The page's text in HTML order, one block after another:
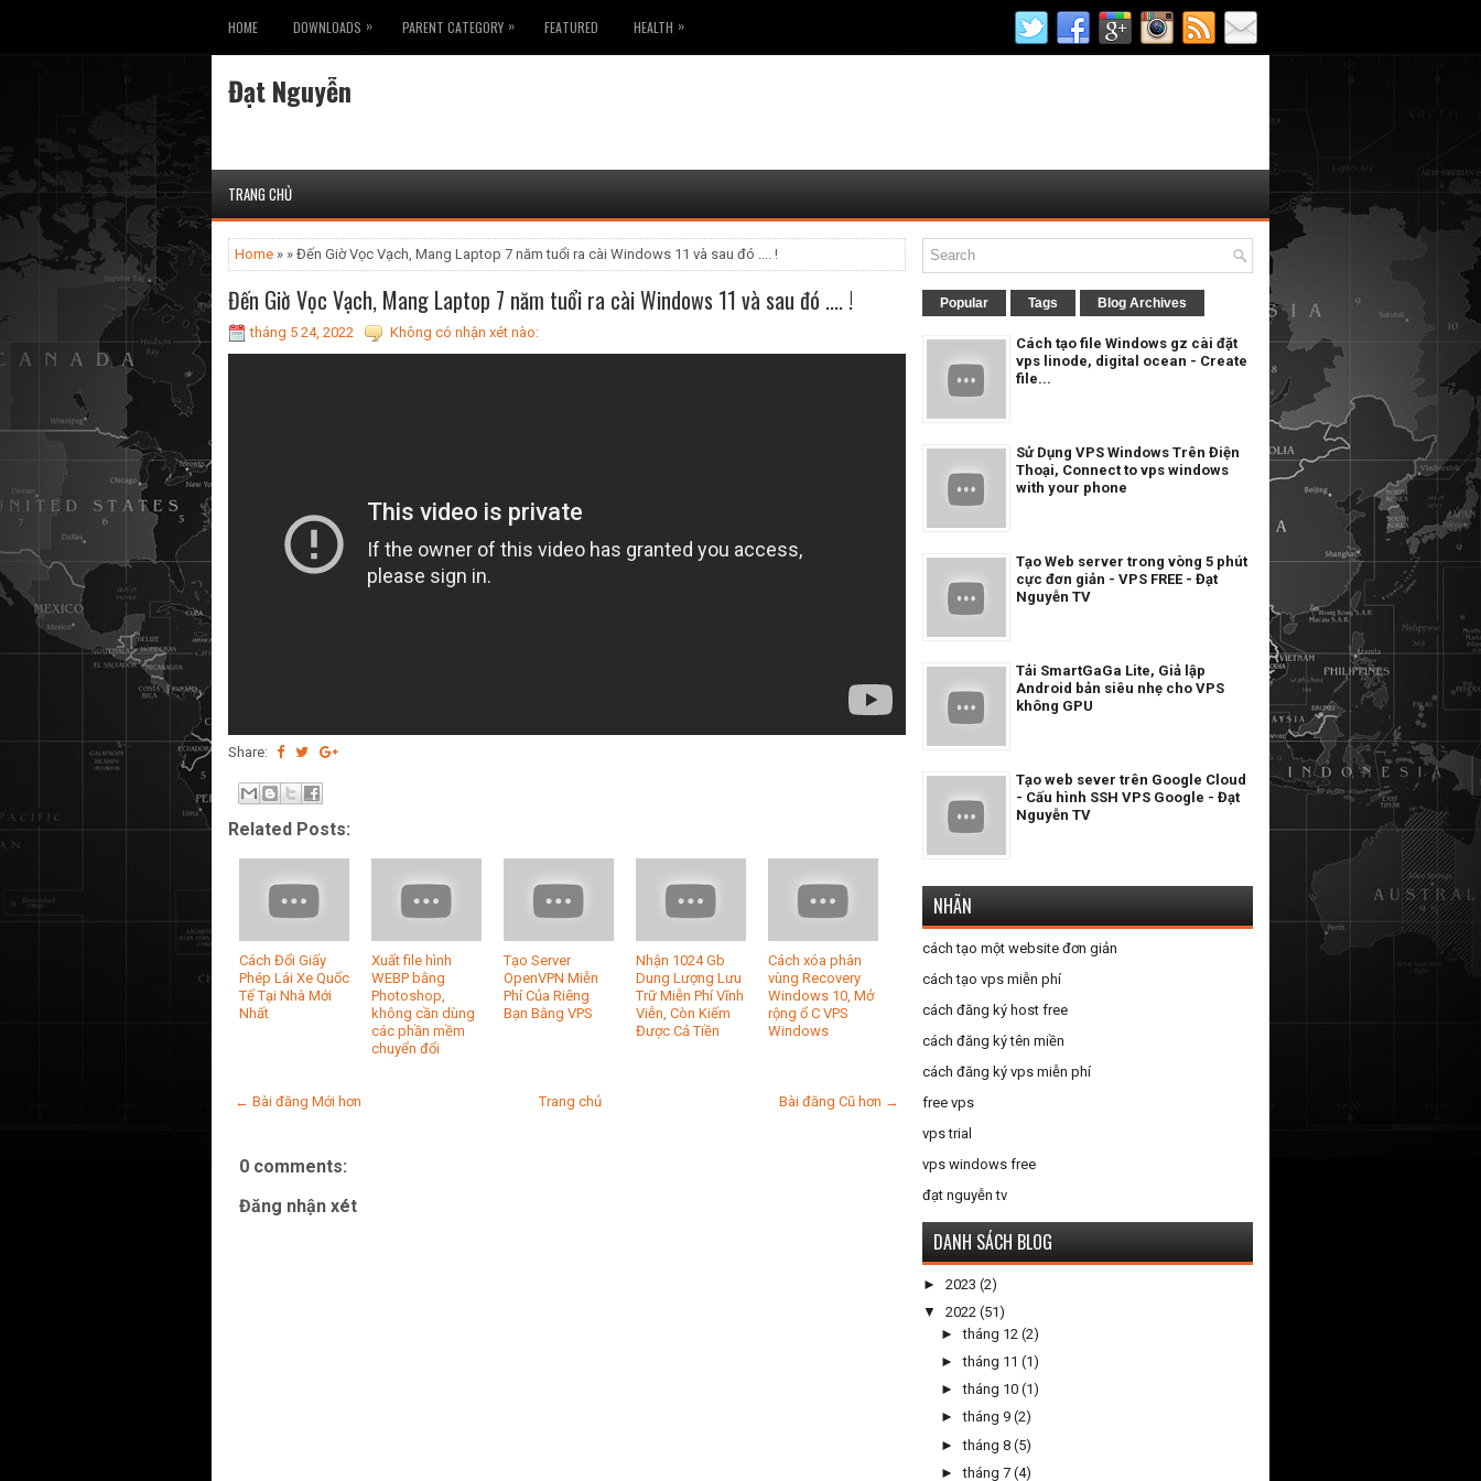
HOME DOWNLOADS » PARENT CATEGORY » FEATURED HEALTH »
Đạt Nguyễn
TRANG CHỦ
Home » » Đến Giờ Vọc Vạch, Mang Laptop 7 năm tuổi ra cài Windows 11 và sau đó .... !
Đến Giờ Vọc Vạch, Mang Laptop 7 năm tuổi ra cài Windows 11 và sau đó .... !
tháng 5 24, 2022 Không có nhận xét nào:
Share:
Related Posts:
Cách Đổi Giấy
Phép Lái Xe Quốc
Tế Tại Nhà Mới
Nhất
Xuất file hình
WEBP bằng
Photoshop,
không cần dùng
các phần mềm
chuyển đổi
Tạo Server
OpenVPN Miễn
Phí Của Riêng
Bạn Bằng VPS
Nhận 1024 Gb
Dung Lượng Lưu
Trữ Miễn Phí Vĩnh
Viễn, Còn Kiếm
Được Cả Tiền
Cách xóa phân
vùng Recovery
Windows 10, Mở
rộng ổ C VPS
Windows
← Bài đăng Mới hơn Bài đăng Cũ hơn →
Trang chủ
0 comments:
Đăng nhận xét
Popular Tags Blog Archives
Cách tạo file Windows gz cài đặt
vps linode, digital ocean - Create
file...
Sử Dụng VPS Windows Trên Điện
Thoại, Connect to vps windows
with your phone
Tạo Web server trong vòng 5 phút
cực đơn giản - VPS FREE - Đạt
Nguyễn TV
Tải SmartGaGa Lite, Giả lập
Android bản siêu nhẹ cho VPS
không GPU
Tạo web sever trên Google Cloud
- Cấu hình SSH VPS Google - Đạt
Nguyễn TV
NHÃN
cách tạo một website đơn giản
cách tạo vps miễn phí
cách đăng ký host free
cách đăng ký tên miền
cách đăng ký vps miễn phí
free vps
vps trial
vps windows free
đạt nguyễn tv
DANH SÁCH BLOG
► 2023 (2)
▼
2022 (51)
►tháng 12 (2)
►tháng 11 (1)
►tháng 10 (1)
►tháng 9 (2)
►tháng 8 (5)
►tháng 7 (4)